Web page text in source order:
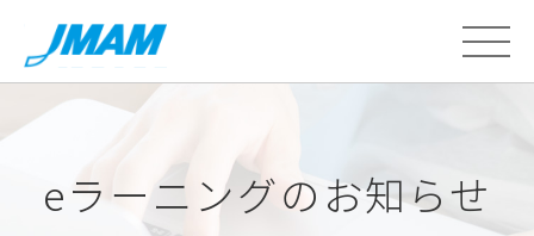
eラーニングのお知らせ